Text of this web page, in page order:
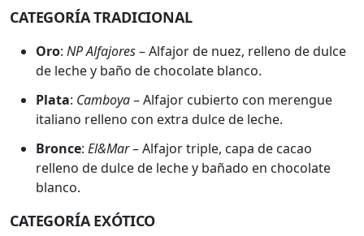
CATEGORÍA TRADICIONAL
Oro: NP Alfajores– Alfajor de nuez, relleno de dulce
de leche y baño de chocolate blanco.
Plata: Camboya– Alfajor cubierto con merengue
italiano relleno con extra dulce de leche.
Bronce: El&Mar– Alfajor triple, capa de cacao
relleno de dulce de leche y bañado en chocolate
blanco.
CATEGORÍA EXÓTICO